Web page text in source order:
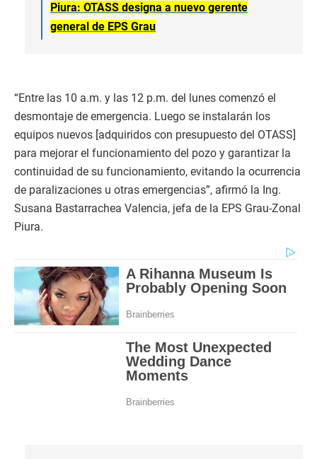
Piura: OTASS designa a nuevo gerente
general de EPS Grau
“Entre las 10 a.m. y las 12 p.m. del lunes comenzó el
desmontaje de emergencia. Luego se instalarán los
equipos nuevos [adquiridos con presupuesto del OTASS]
para mejorar el funcionamiento del pozo y garantizar la
continuidad de su funcionamiento, evitando la ocurrencia
de paralizaciones u otras emergencias”, afirmó la Ing.
Susana Bastarrachea Valencia, jefa de la EPS Grau-Zonal
Piura.